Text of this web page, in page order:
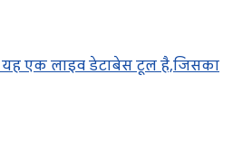
यह एक लाइव डेटाबेस टूल है, जिसका